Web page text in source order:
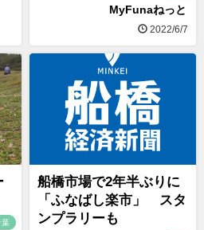
MyFunaねっと
2022/6/7
葉
船橋市場で2年半ぶりに
「ふなばし楽市」 スタ
ンプラリーも